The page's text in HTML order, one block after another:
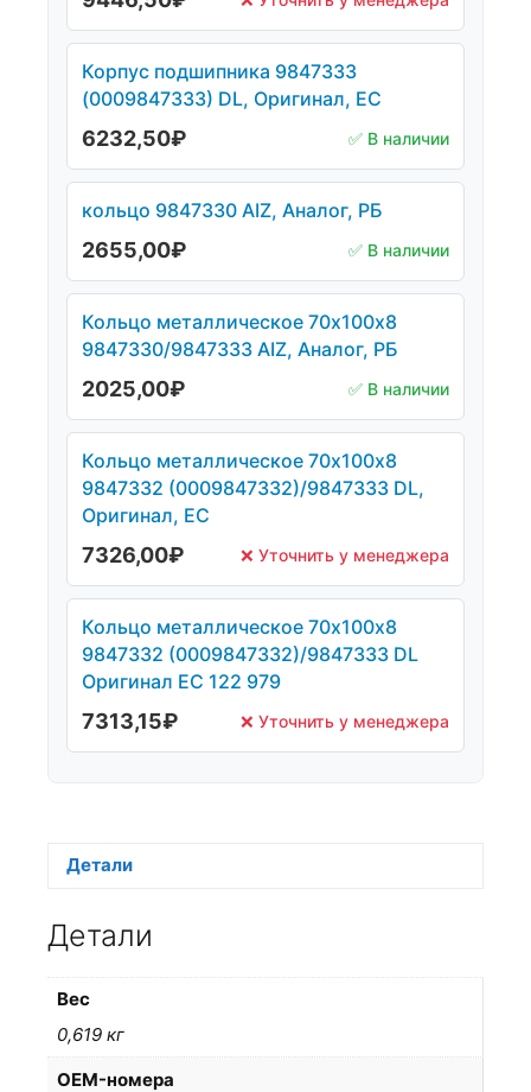
Корпус подшипника 9847333
(0009847333) DL, Оригинал, ЕС
6232,50₽ ✅ В наличии
кольцо 9847330 AIZ, Аналог, РБ
2655,00₽ ✅ В наличии
Кольцо металлическое 70х100х8
9847330/9847333 AIZ, Аналог, РБ
2025,00₽ ✅ В наличии
Кольцо металлическое 70х100х8
9847332 (0009847332)/9847333 DL,
Оригинал, ЕС
7326,00₽ ❌ Уточнить у менеджера
Кольцо металлическое 70х100х8
9847332 (0009847332)/9847333 DL
Оригинал ЕС 122 979
7313,15₽ ❌ Уточнить у менеджера
Детали
Детали
Вес
0,619 кг
OEM-номера